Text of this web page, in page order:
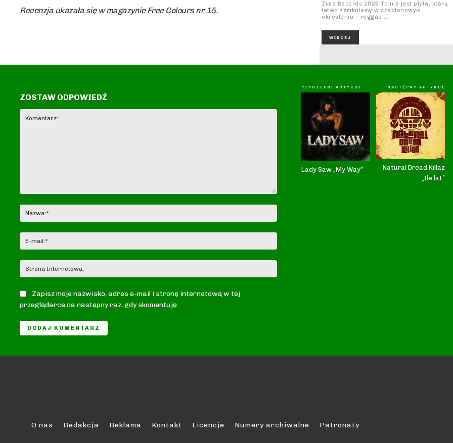
Recenzja ukazała się w magazynie Free Colours nr 15.
Zima Records 2026 To nie jest płyta, którą
łatwo zamkniemy w szablonowym
określeniu – reggae....
WIĘCEJ
ZOSTAW ODPOWIEDŹ
mail:*
Internetowa:
Zapisz moje nazwisko, adres e-mail i stronę internetową w tej
przeglądarce na następny raz, gdy skomentuję.
POPRZEDNI ARTYKUŁ
Lady Saw „My Way”
NASTĘPNY ARTYKUŁ
Natural Dread Killaz
„Ile lat”
O nas Redakcja Reklama Kontakt Licencje Numery archiwalne Patronaty